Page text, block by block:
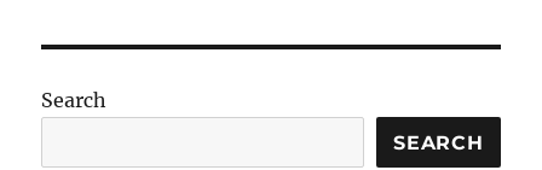
Search
SEARCH